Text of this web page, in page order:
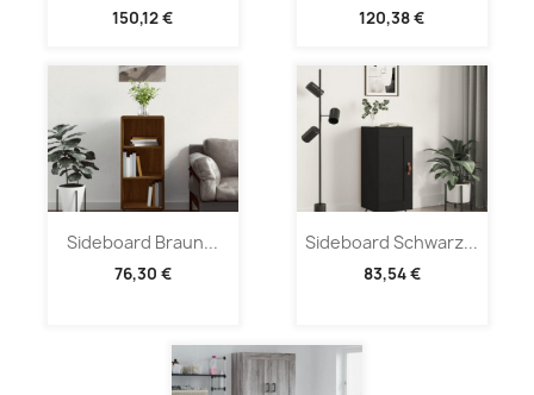
150,12 € 120,38 €
Sideboard Braun...
76,30 €
Sideboard Schwarz...
83,54 €